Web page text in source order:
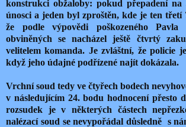
konstrukci obžaloby: pokud přepadení
únosci a jeden byl zproštěn, kde je ten třetí
že podle výpovědi poškozeného
obviněných se nacházel ještě čtvrtý
velitelem komanda. Je zvláštní, že policie
když jeho údajné podřízené najít dokázala.
Vrchní soud tedy ve čtyřech bodech
v následujícím 24. bodu hodnocení přesto
rozsudek je v některých částech
nalézací soud se nevypořádal důsledně s